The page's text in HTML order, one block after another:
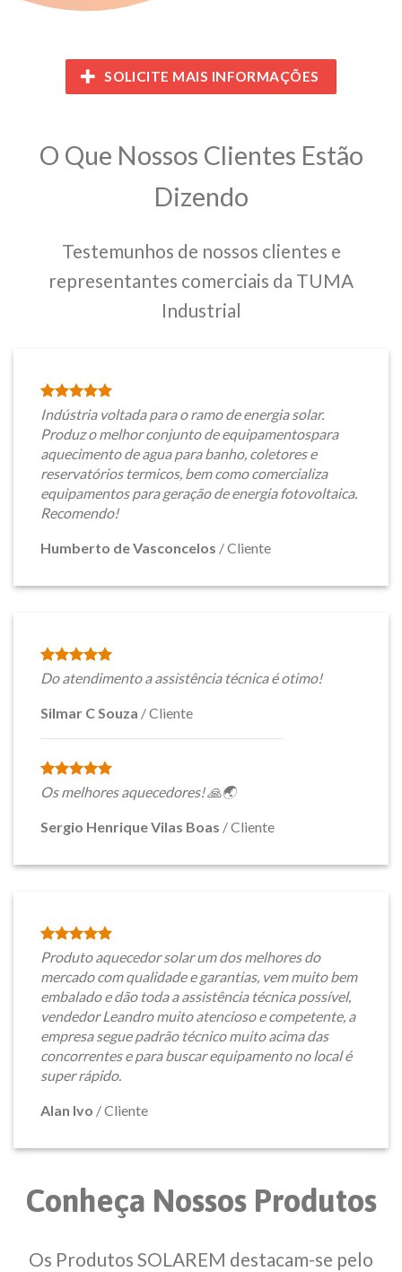
SOLICITE MAIS INFORMAÇÕES
O Que Nossos Clientes Estão
Dizendo
Testemunhos de nossos clientes e
representantes comerciais da TUMA
Industrial
Indústria voltada para o ramo de energia solar.
Produz o melhor conjunto de equipamentospara
aquecimento de agua para banho, coletores e
reservatórios termicos, bem como comercializa
equipamentos para geração de energia fotovoltaica.
Recomendo!
Humberto de Vasconcelos /Cliente
Do atendimento a assistência técnica é otimo!
Silmar C Souza /Cliente
Os melhores aquecedores! 🙏🌏
Sergio Henrique Vilas Boas /Cliente
Produto aquecedor solar um dos melhores do
mercado com qualidade e garantias, vem muito bem
embalado e dão toda a assistência técnica possível,
vendedor Leandro muito atencioso e competente, a
empresa segue padrão técnico muito acima das
concorrentes e para buscar equipamento no local é
super rápido.
Alan Ivo /Cliente
Conheça Nossos Produtos
Os Produtos SOLAREM destacam-se pelo